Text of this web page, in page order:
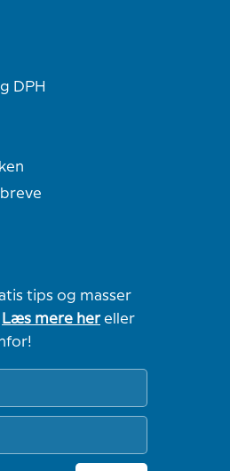
DPH
tips og masser
Læs mere hereller